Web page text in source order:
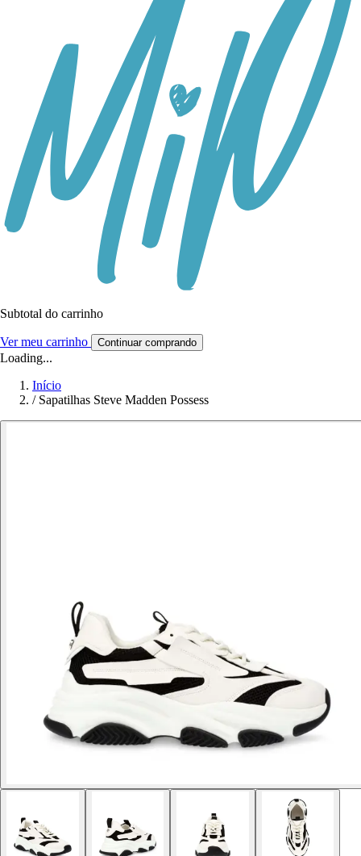
Subtotal do carrinho
Ver meu carrinho Continuar comprando
Loading...
Início
/ Sapatilhas Steve Madden Possess